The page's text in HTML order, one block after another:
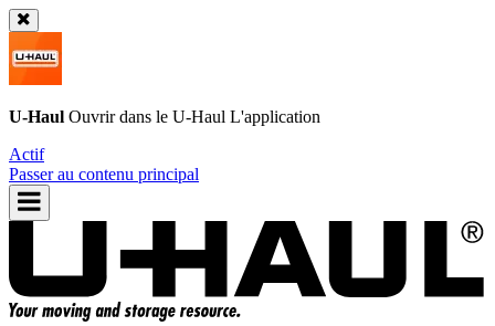
U-Haul Ouvrir dans le U-Haul L'application
Actif
Passer au contenu principal